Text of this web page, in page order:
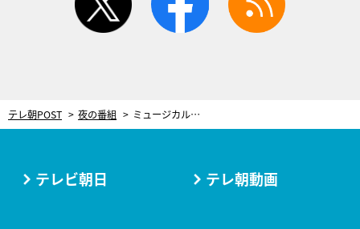
テレ朝POST 夜の番組 ミュージカル『刀剣乱舞』刀剣男士、Mステに特別編成で“出陣”！和楽器バンドとコラボも
テレビ朝日 テレ朝動画